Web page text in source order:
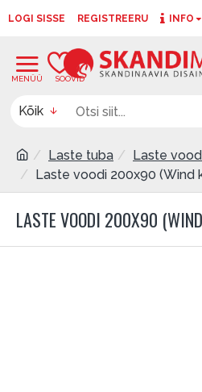
LOGI SISSE REGISTREERU INFO
Kõik
Laste tuba
Laste
Laste voodi 200x90 (Wind
LASTE VOODI 200X90